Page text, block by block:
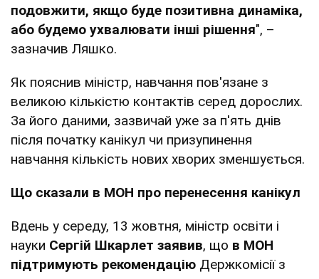
подовжити, якщо буде позитивна динаміка,
або будемо ухвалювати інші рішення", –
зазначив Ляшко.
Як пояснив міністр, навчання пов'язане з
великою кількістю контактів серед дорослих.
За його даними, зазвичай уже за п'ять днів
після початку канікул чи призупинення
навчання кількість нових хворих зменшується.
Що сказали в МОН про перенесення канікул
Вдень у середу, 13 жовтня, міністр освіти і
науки Сергій Шкарлет заявив, що в МОН
підтримують рекомендацію Держкомісії з